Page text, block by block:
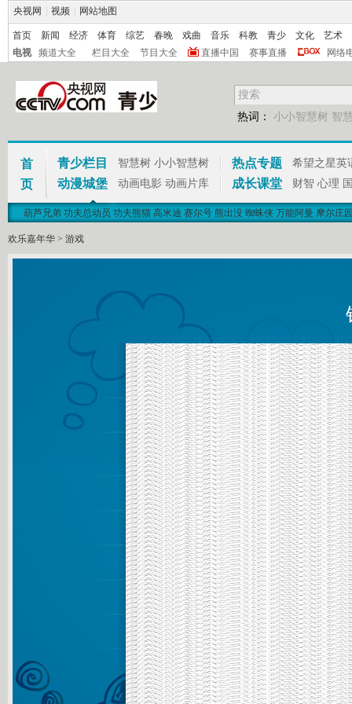
央视网 视频 网站地图
首页 新闻 经济 体育 综艺 春晚 戏曲 音乐 科教 青少 文化
艺术
电视
频道大全 栏目大全 节目大全 直播中国 赛事直播 网络
热词： 小小智慧树 智
首
页
青少栏目 智慧树 小小智慧树
动漫城堡 动画电影 动画片库
热点专题 希望之星英
成长课堂 财智 心理
葫芦兄弟 功夫总动员 功夫熊猫 高米迪 赛尔号 熊出没 蜘蛛侠 万能阿曼 摩尔庄
欢乐嘉年华 > 游戏